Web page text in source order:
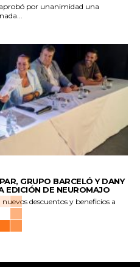
por unanimidad una
GRUPO BARCELÓ Y DANY
EDICIÓN DE NEUROMAJO
descuentos y beneficios a